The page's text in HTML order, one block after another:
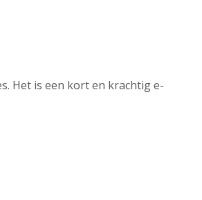
Het is een kort en krachtig e-